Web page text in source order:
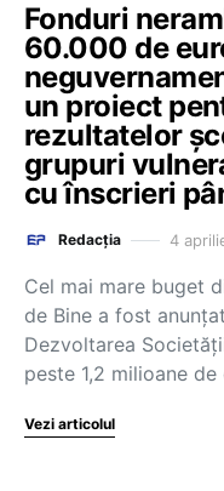
Fonduri
60.000 de
un proiect
rezultatelor
grupuri
cu înscrieri
Redacția 4
Cel mai mare buget
de Bine a fost
Dezvoltarea
peste 1,2 milioane
Vezi articolul